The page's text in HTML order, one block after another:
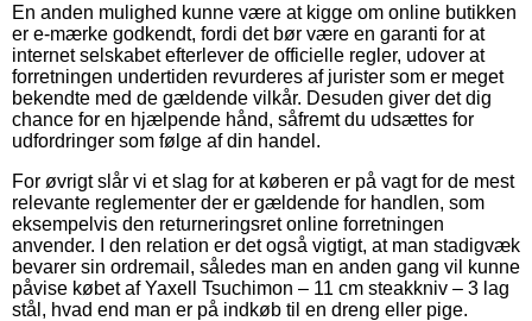
En anden mulighed kunne være at kigge om online butikken
er e-mærke godkendt, fordi det bør være en garanti for at
internet selskabet efterlever de officielle regler, udover at
forretningen undertiden revurderes af jurister som er meget
bekendte med de gældende vilkår. Desuden giver det dig
chance for en hjælpende hånd, såfremt du udsættes for
udfordringer som følge af din handel.
For øvrigt slår vi et slag for at køberen er på vagt for de mest
relevante reglementer der er gældende for handlen, som
eksempelvis den returneringsret online forretningen
anvender. I den relation er det også vigtigt, at man stadigvæk
bevarer sin ordremail, således man en anden gang vil kunne
påvise købet af Yaxell Tsuchimon – 11 cm steakkniv – 3 lag
stål, hvad end man er på indkøb til en dreng eller pige.